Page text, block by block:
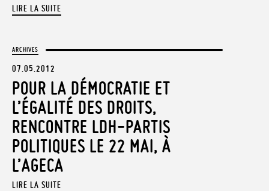
LIRE LA SUITE
ARCHIVES
07.05.2012
POUR LA DÉMOCRATIE ET
L’ÉGALITÉ DES DROITS,
RENCONTRE LDH-PARTIS
POLITIQUES LE 22 MAI, À
L’AGECA
LIRE LA SUITE